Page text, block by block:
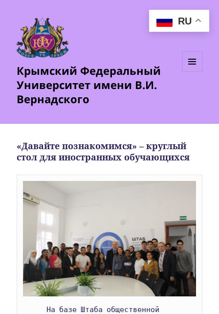
Крымский Федеральный
Университет имени В.И.
Вернадского
«Давайте познакомимся» – круглый
стол для иностранных обучающихся
RU